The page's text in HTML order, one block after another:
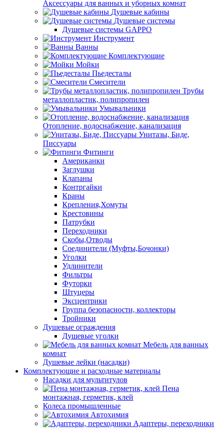
Аксессуары для ванных и уборных комнат
Душевые кабины
Душевые системы
Душевые системы GAPPO
Инструмент
Ванны
Комплектующие
Мойки
Пьедесталы
Смесители
Трубы
металлопластик, полипропилен
Умывальники
Отопление, водоснабжение, канализация
Унитазы, Биде,
Писсуары
Фитинги
Американки
Заглушки
Клапаны
Контргайки
Краны
Крепления,Хомуты
Крестовины
Патрубки
Переходники
Скобы,Отводы
Соединители (Муфты,Бочонки)
Уголки
Удлинители
Фильтры
Футорки
Штуцеры
Эксцентрики
Группа безопасности, коллекторы
Тройники
Душевые ограждения
Душевые уголки
Мебель для ванных
комнат
Душевые лейки (насадки)
Комплектующие и расходные материалы
Насадки для мультитулов
Пена
монтажная, герметик, клей
Колеса промышленные
Автохимия
Адаптеры, переходники